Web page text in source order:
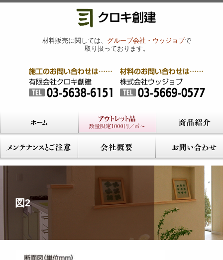
材料販売に関しては、 グループ会社・ウッジョブで
取り扱っております。
図2